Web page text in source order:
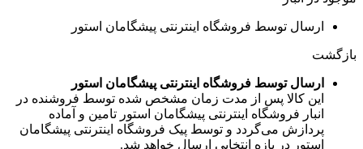
ارسال توسط فروشگاه اینترنتی پیشگامان استور
بازگشت
ارسال توسط فروشگاه اینترنتی پیشگامان استور
این کالا پس از مدت زمان مشخص شده توسط فروشنده در
انبار فروشگاه اینترنتی پیشگامان استور تامین و آماده
پردازش می‌گردد و توسط پیک فروشگاه اینترنتی پیشگامان
استور در بازه انتخابی ارسال خواهد شد.